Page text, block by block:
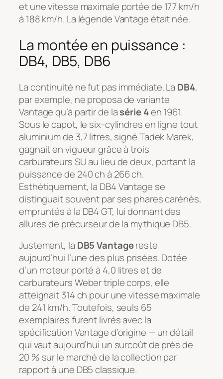
et une vitesse maximale portée de 177 km/h
à 188 km/h. La légende Vantage était née.
La montée en puissance :
DB4, DB5, DB6
La continuité ne fut pas immédiate. La DB4,
par exemple, ne proposa de variante
Vantage qu’à partir de lasérie 4en 1961.
Sous le capot, le six-cylindres en ligne tout
aluminium de 3,7 litres, signé Tadek Marek,
gagnait en vigueur grâce à trois
carburateurs SU au lieu de deux, portant la
puissance de 240 ch à 266 ch.
Esthétiquement, la DB4 Vantage se
distinguait souvent par ses phares carénés,
empruntés à la DB4 GT, lui donnant des
allures de précurseur de la mythique DB5.
Justement, la DB5 Vantagereste
aujourd’hui l’une des plus prisées. Dotée
d’un moteur porté à 4,0 litres et de
carburateurs Weber triple corps, elle
atteignait 314 ch pour une vitesse maximale
de 241 km/h. Toutefois, seuls 65
exemplaires furent livrés avec la
spécification Vantage d’origine — un détail
qui vaut aujourd’hui un surcoût de près de
20 % sur le marché de la collection par
rapport à une DB5 classique.